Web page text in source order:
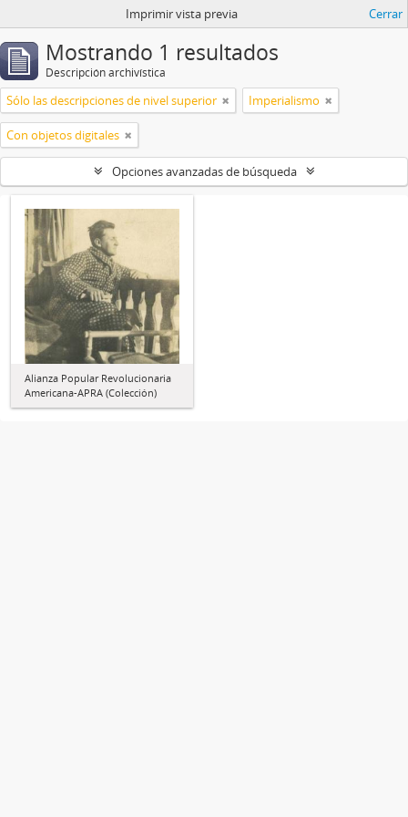
Imprimir vista previa Cerrar
Mostrando 1 resultados
Descripción archivística
Sólo las descripciones de nivel superior Imperialismo
Con objetos digitales
Opciones avanzadas de búsqueda
Alianza Popular Revolucionaria
Americana-APRA (Colección)